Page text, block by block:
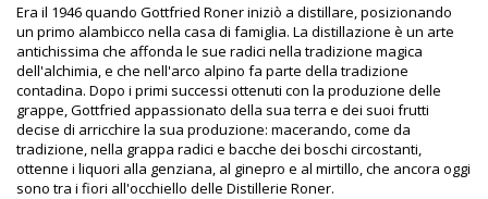
Era il 1946 quando Gottfried Roner iniziò a distillare, posizionando
un primo alambicco nella casa di famiglia. La distillazione è un arte
antichissima che affonda le sue radici nella tradizione magica
dell'alchimia, e che nell'arco alpino fa parte della tradizione
contadina. Dopo i primi successi ottenuti con la produzione delle
grappe, Gottfried appassionato della sua terra e dei suoi frutti
decise di arricchire la sua produzione: macerando, come da
tradizione, nella grappa radici e bacche dei boschi circostanti,
ottenne i liquori alla genziana, al ginepro e al mirtillo, che ancora oggi
sono tra i fiori all'occhiello delle Distillerie Roner.